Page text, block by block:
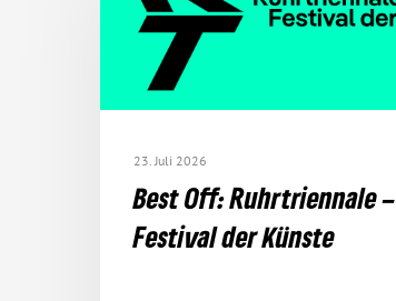
23. Juli 2026
Best Off: Ruhr­tri­en­nale –
Festival der Künste